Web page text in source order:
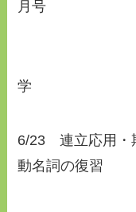
月号
学
6/23 連立応用
動名詞の復習